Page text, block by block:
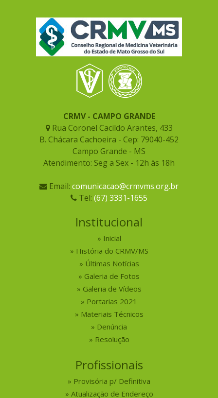
CRMV - CAMPO GRANDE
Rua Coronel Cacildo Arantes, 433
B. Chácara Cachoeira - Cep: 79040-452
Campo Grande - MS
Atendimento: Seg a Sex - 12h às 18h
Email: comunicacao@crmvms.org.br
Tel: (67) 3331-1655
Institucional
Inicial
História do CRMV/MS
Últimas Notícias
Galeria de Fotos
Galeria de Vídeos
Portarias 2021
Materiais Técnicos
Denúncia
Resolução
Profissionais
Provisória p/ Definitiva
Atualização de Endereço